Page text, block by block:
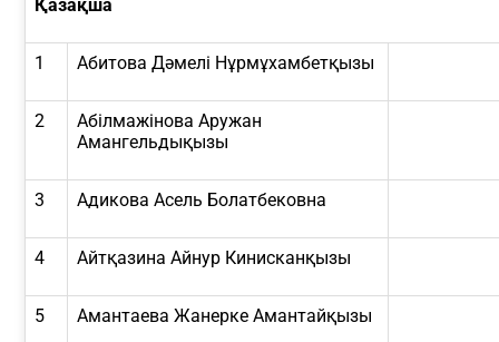
Қазақша
1 Абитова Дәмелі Нұрмұхамбетқызы
2
Абілмажінова Аружан
Амангельдықызы
3 Адикова Асель Болатбековна
4 Айтқазина Айнур Кинисканқызы
5 Амантаева Жанерке Амантайқызы